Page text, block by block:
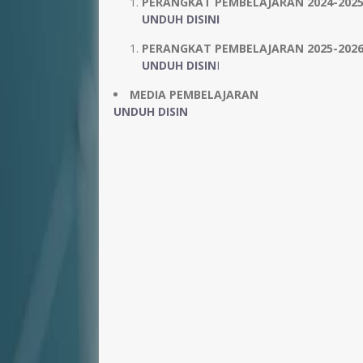
UNDUH DISINI
PERANGKAT PEMBELAJARAN 2025-2026
UNDUH DISINI
MEDIA PEMBELAJARAN
UNDUH DISIN
-
PNS
Guru Mapel Biologi
STAT